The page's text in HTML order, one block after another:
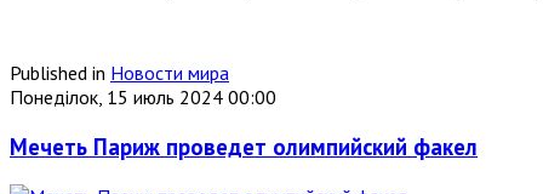
Published in Новости мира
Понеділок, 15 июль 2024 00:00
Мечеть Париж проведет олимпийский факел